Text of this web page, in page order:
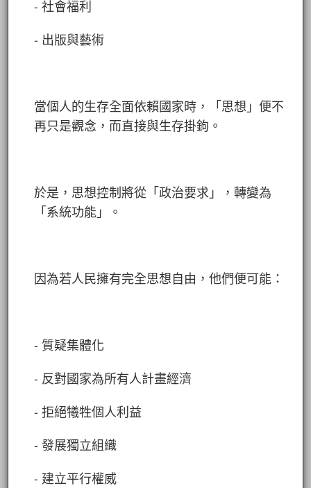
- 社會福利
- 出版與藝術
當個人的生存全面依賴國家時，「思想」便不
再只是觀念，而直接與生存掛鉤。
於是，思想控制將從「政治要求」，轉變為
「系統功能」。
因為若人民擁有完全思想自由，他們便可能：
- 質疑集體化
- 反對國家為所有人計畫經濟
- 拒絕犧牲個人利益
- 發展獨立組織
- 建立平行權威